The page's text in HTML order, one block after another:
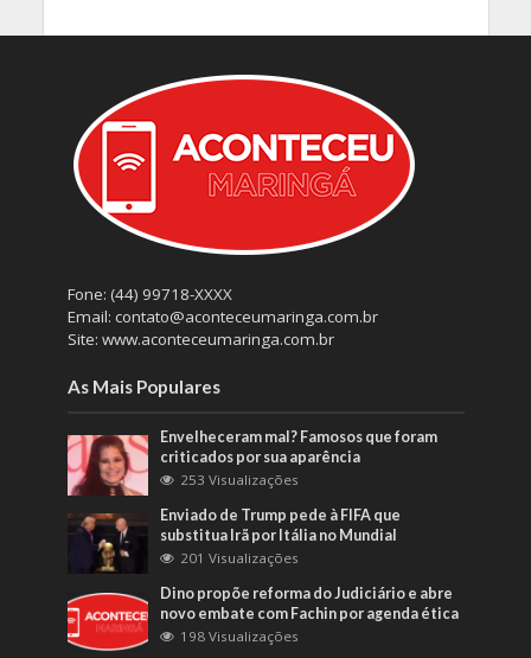
Fone: (44) 99718-XXXX
Email: contato@aconteceumaringa.com.br
Site: www.aconteceumaringa.com.br
As Mais Populares
Envelheceram mal? Famosos que foram
criticados por sua aparência
253 Visualizações
Enviado de Trump pede à FIFA que
substitua Irã por Itália no Mundial
201 Visualizações
Dino propõe reforma do Judiciário e abre
novo embate com Fachin por agenda ética
198 Visualizações